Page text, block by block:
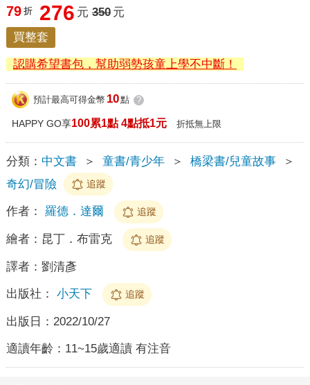
79 折 276 元 350 元
買整套
認購希望書包，幫助弱勢孩童上學不中斷！
預計最高可得金幣 10點 ?
HAPPY GO享100累1點 4點抵1元 折抵無上限
分類： 中文書 ＞ 童書/青少年 ＞ 橋梁書/兒童故事
＞
奇幻/冒險
追蹤
作者： 羅德．達爾 追蹤
繪者： 昆丁．布雷克 追蹤
譯者： 劉清彥
出版社： 小天下 追蹤
出版日： 2022/10/27
適讀年齡： 11~15歲適讀 有注音